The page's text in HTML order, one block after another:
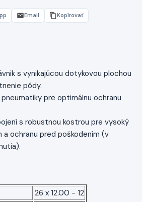
Email Kopírovať
s vynikajúcou dotykovou plochou
pôdy.
pre optimálnu ochranu
s robustnou kostrou pre vysoký
a ochranu pred poškodením (v
26 x 12.00 - 12